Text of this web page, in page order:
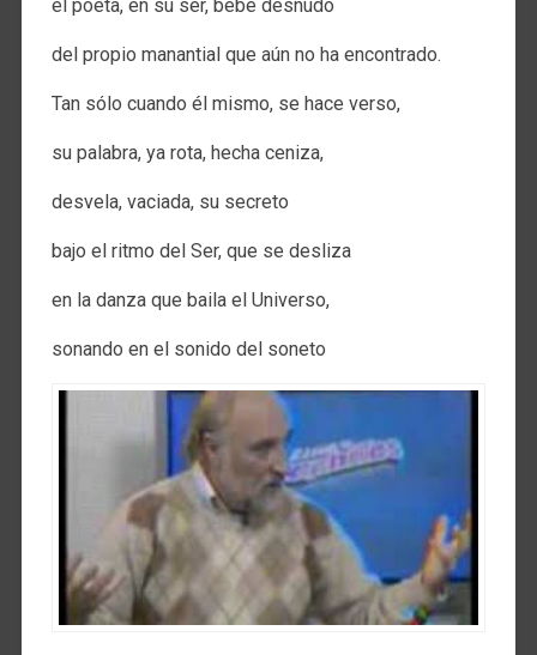
el poeta, en su ser, bebe desnudo
del propio manantial que aún no ha encontrado.
Tan sólo cuando él mismo, se hace verso,
su palabra, ya rota, hecha ceniza,
desvela, vaciada, su secreto
bajo el ritmo del Ser, que se desliza
en la danza que baila el Universo,
sonando en el sonido del soneto